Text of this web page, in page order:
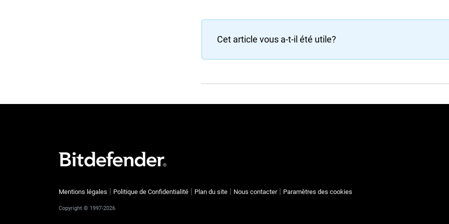
Cet article vous a-t-il été utile?
Mentions légales Politique de Confidentialité Plan du site Nous contacter Paramètres des cookies
Copyright © 1997-2026